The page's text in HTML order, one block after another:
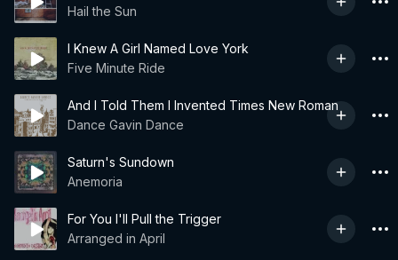
Hail the Sun
I Knew A Girl Named Love York
Five Minute Ride
And I Told Them I Invented Times New Roman
Dance Gavin Dance
Saturn's Sundown
Anemoria
For You I'll Pull the Trigger
Arranged in April